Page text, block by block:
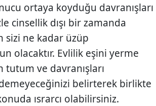
ortaya koyduğu dav­ranışları
cinsellik dışı bir zamanda
sizi ne kadar üzüp
ola­caktır. Evlilik eşini yerme
tutum ve davranışları
belirterek birlikte
ısrarcı olabilirsiniz.